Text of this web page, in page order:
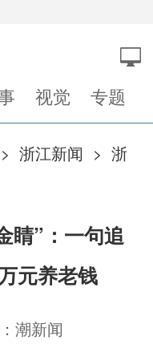
视觉 专题
> 浙江新闻 > 浙
睛”：一句追
元养老钱
潮新闻